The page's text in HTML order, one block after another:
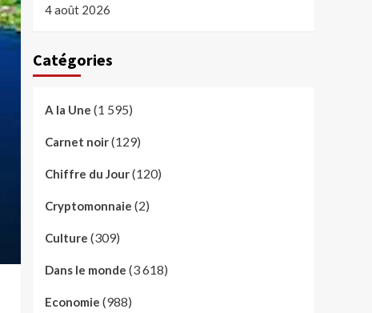
4 août 2026
Catégories
A la Une (1 595)
Carnet noir(129)
Chiffre du Jour(120)
Cryptomonnaie (2)
Culture (309)
Dans le monde (3 618)
Economie (988)